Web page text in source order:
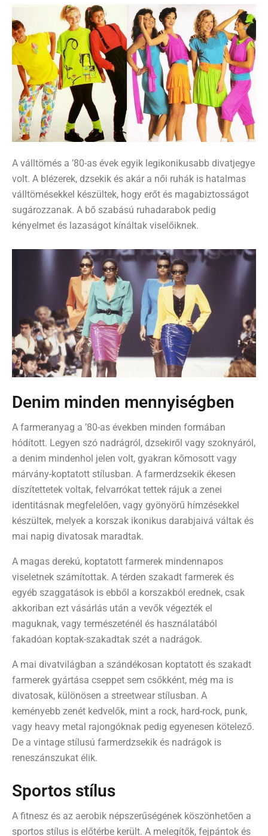
A válltömés a ’80-as évek egyik legikonikusabb divatjegye
volt. A blézerek, dzsekik és akár a női ruhák is hatalmas
válltömésekkel készültek, hogy erőt és magabiztosságot
sugározzanak. A bő szabású ruhadarabok pedig
kényelmet és lazaságot kínáltak viselőiknek.
​Denim minden mennyiségben
A farmeranyag a ’80-as években minden formában
hódított. Legyen szó nadrágról, dzsekiről vagy szoknyáról,
a denim mindenhol jelen volt, gyakran kőmosott vagy
márvány-koptatott stílusban. A farmerdzsekik ékesen
díszítettetek voltak, felvarrókat tettek rájuk a zenei
identitásnak megfelelően, vagy gyönyörű hímzésekkel
készültek, melyek a korszak ikonikus darabjaivá váltak és
mai napig divatosak maradtak.
A magas derekú, koptatott farmerek mindennapos
viseletnek számítottak. A térden szakadt farmerek és
egyéb szaggatások is ebből a korszakból erednek, csak
akkoriban ezt vásárlás után a vevők végezték el
maguknak, vagy természeténél és használatából
fakadóan koptak-szakadtak szét a nadrágok.
A mai divatvilágban a szándékosan koptatott és szakadt
farmerek gyártása cseppet sem csőkként, még ma is
divatosak, különösen a streetwear stílusban. A
keményebb zenét kedvelők, mint a rock, hard-rock, punk,
vagy heavy metal rajongóknak pedig egyenesen kötelező.
De a vintage stílusú farmerdzsekik és nadrágok is
reneszánszukat élik.
Sportos stílus
A fitnesz és az aerobik népszerűségének köszönhetően a
sportos stílus is előtérbe került. A melegítők, fejpántok és